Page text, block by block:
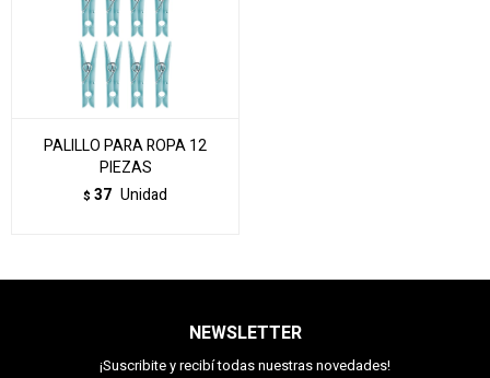
PALILLO PARA ROPA 12
PIEZAS
$ 37 Unidad
NEWSLETTER
¡Suscribite y recibí todas nuestras novedades!